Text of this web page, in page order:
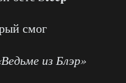
смог
из Блэр»